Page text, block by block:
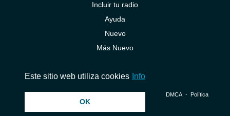
Incluir tu radio
Ayuda
Nuevo
Más Nuevo
© 2026 InstantAudio. Reservados todos los derechos. ・ DMCA・ Política
Este sitio web utiliza cookies Info
OK